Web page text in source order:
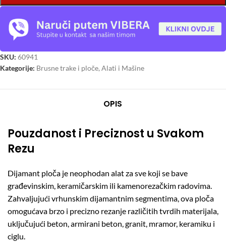
SKU: 60941
Kategorije: Brusne trake i ploče, Alati i Mašine
OPIS
Pouzdanost i Preciznost u Svakom
Rezu
Dijamant ploča je neophodan alat za sve koji se bave
građevinskim, keramičarskim ili kamenorezačkim radovima.
Zahvaljujući vrhunskim dijamantnim segmentima, ova ploča
omogućava brzo i precizno rezanje različitih tvrdih materijala,
uključujući beton, armirani beton, granit, mramor, keramiku i
ciglu.